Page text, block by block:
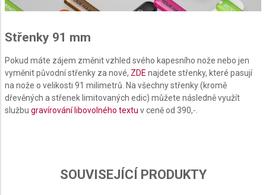
Střenky 91 mm
Pokud máte zájem změnit vzhled svého kapesního nože nebo jen
vyměnit původní střenky za nové, ZDE najdete střenky, které pasují
na nože o velikosti 91 milimetrů. Na všechny střenky (kromě
dřevěných a střenek limitovaných edic) můžete následně využít
službu gravírování libovolného textu v ceně od 390,-.
SOUVISEJÍCÍ PRODUKTY
Use profiles to select personalised
Create profiles to personalise content
Use profiles to select personalised content
Understand audiences through statistics or